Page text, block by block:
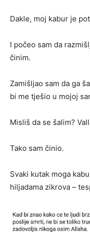
Dakle, moj kabur je
I počeo sam da
činim.
Zamišljao sam da ga
bi me tješio u mojoj
Misliš da se šalim?
Tako sam činio.
Svaki kutak moga
hiljadama zikrova –